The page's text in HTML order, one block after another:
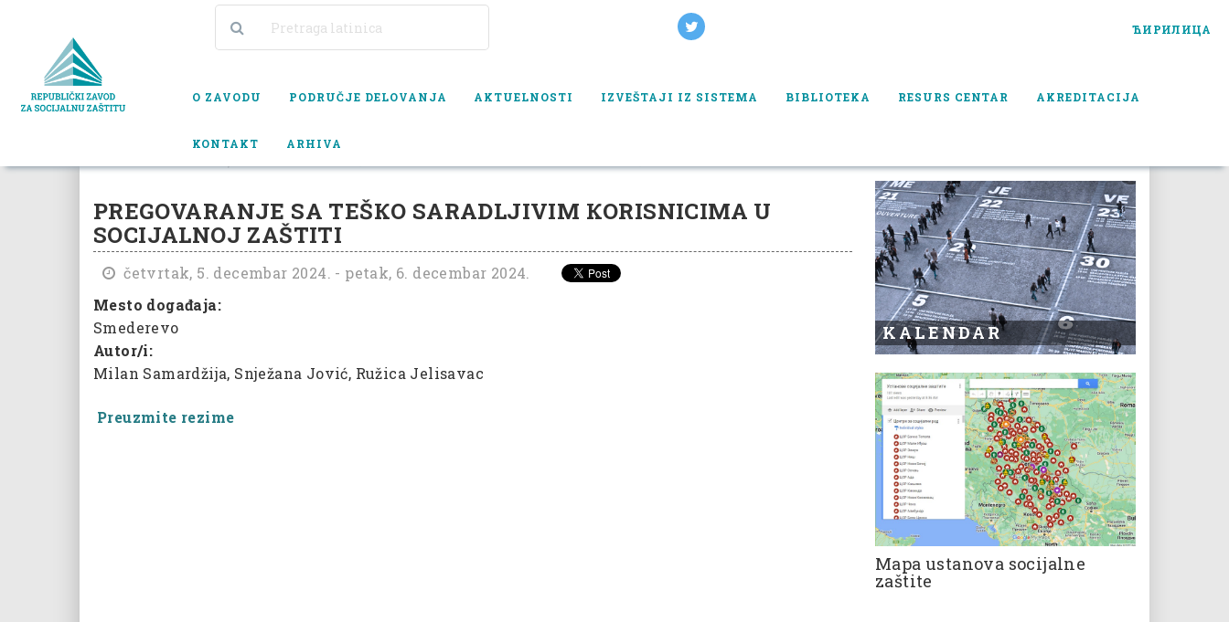
ЋИРИЛИЦА
O ZAVODU PODRUČJE DELOVANJA AKTUELNOSTI IZVEŠTAJI IZ SISTEMA BIBLIOTEKA RESURS CENTAR AKREDITACIJA
KONTAKT ARHIVA
PREGOVARANJE SA TEŠКO SARADLJIVIM КORISNICIMA U
SOCIJALNOJ ZAŠTITI
četvrtak, 5. decembar 2024. - petak, 6. decembar 2024.
Mesto događaja:
Smederevo
Autor/i:
Milan Samardžija, Snježana Jović, Ružica Jelisavac
Preuzmite rezime
KALENDAR
Mapa ustanova socijalne
zaštite